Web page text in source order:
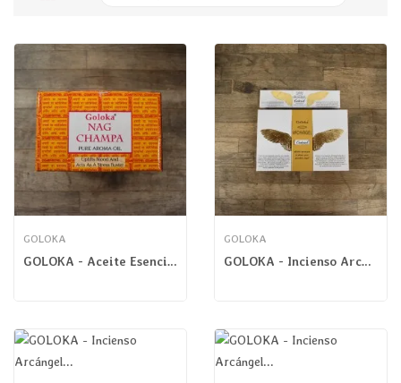
GOLOKA
GOLOKA - Aceite Esencial Frankincense
GOLOKA
GOLOKA - Incienso Arcángel Gabriel Masala